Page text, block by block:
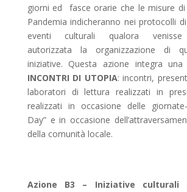
giorni ed fasce orarie che le misure
Pandemia indicheranno nei protocolli
eventi culturali qualora venisse
autorizzata la organizzazione di
iniziative. Questa azione integra
INCONTRI DI UTOPIA: incontri,
laboratori di lettura realizzati in
realizzati in occasione delle
Day” e in occasione
della comunità locale.
Azione B3 – Iniziative culturali